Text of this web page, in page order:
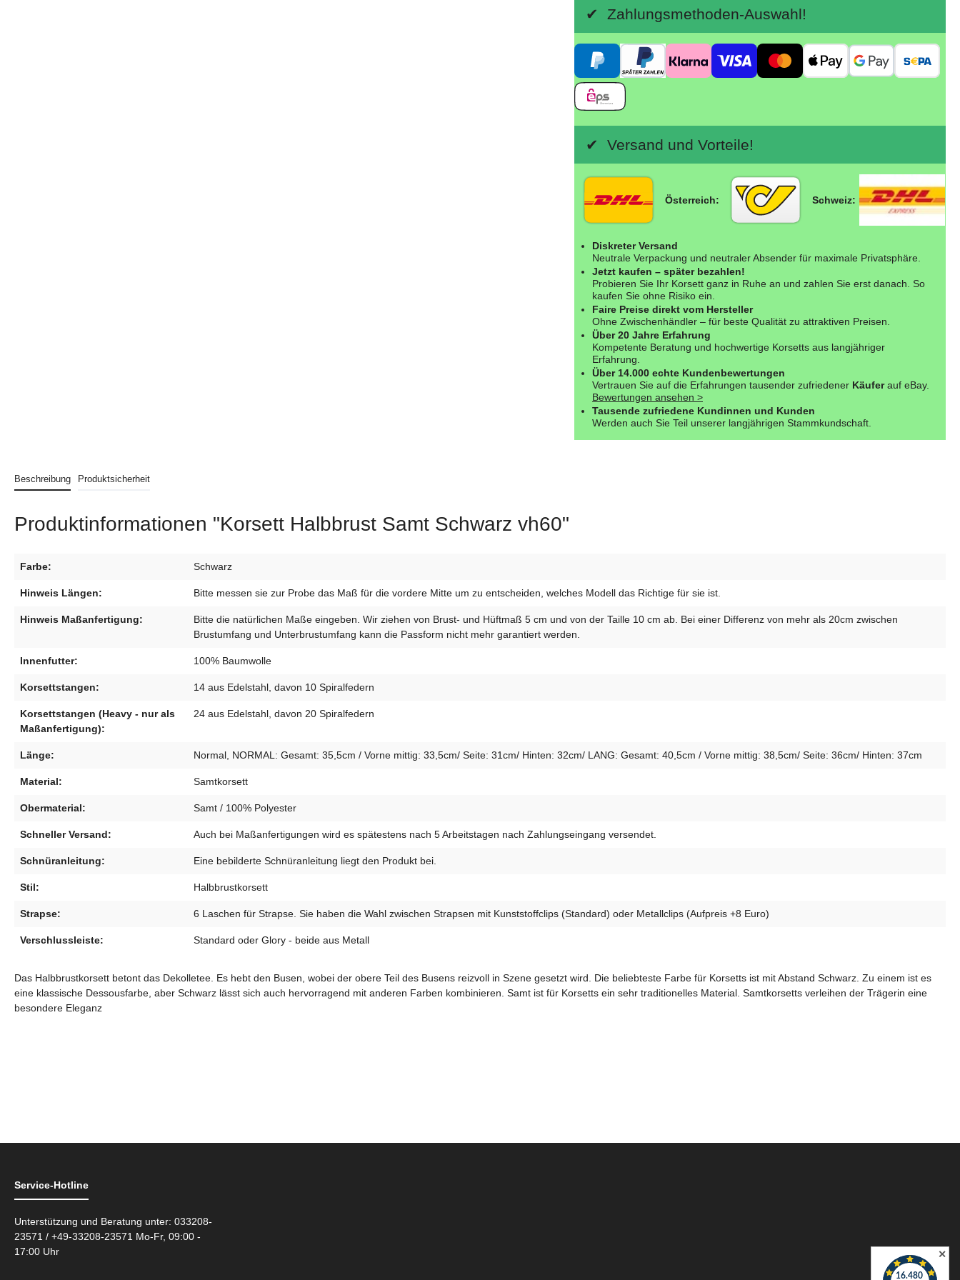
✔ Zahlungsmethoden-Auswahl!
✔ Versand und Vorteile!
Österreich: Schweiz:
Diskreter Versand
Neutrale Verpackung und neutraler Absender für maximale Privatsphäre.
Jetzt kaufen – später bezahlen!
Probieren Sie Ihr Korsett ganz in Ruhe an und zahlen Sie erst danach. So
kaufen Sie ohne Risiko ein.
Faire Preise direkt vom Hersteller
Ohne Zwischenhändler – für beste Qualität zu attraktiven Preisen.
Über 20 Jahre Erfahrung
Kompetente Beratung und hochwertige Korsetts aus langjähriger
Erfahrung.
Über 14.000 echte Kundenbewertungen
Vertrauen Sie auf die Erfahrungen tausender zufriedener Käuferauf eBay.
Bewertungen ansehen >
Tausende zufriedene Kundinnen und Kunden
Werden auch Sie Teil unserer langjährigen Stammkundschaft.
Beschreibung Produktsicherheit
Produktinformationen "Korsett Halbbrust Samt Schwarz vh60"
Farbe: Schwarz
Hinweis Längen: Bitte messen sie zur Probe das Maß für die vordere Mitte um zu entscheiden, welches Modell das Richtige für sie ist.
Hinweis Maßanfertigung:
Bitte die natürlichen Maße eingeben. Wir ziehen von Brust- und Hüftmaß 5 cm und von der Taille 10 cm ab. Bei einer Differenz von mehr als 20cm zwischen
Brustumfang und Unterbrustumfang kann die Passform nicht mehr garantiert werden.
Innenfutter: 100% Baumwolle
Korsettstangen: 14 aus Edelstahl, davon 10 Spiralfedern
Korsettstangen (Heavy - nur als
Maßanfertigung):
24 aus Edelstahl, davon 20 Spiralfedern
Länge: Normal, NORMAL: Gesamt: 35,5cm / Vorne mittig: 33,5cm/ Seite: 31cm/ Hinten: 32cm/ LANG: Gesamt: 40,5cm / Vorne mittig: 38,5cm/ Seite: 36cm/ Hinten: 37cm
Material: Samtkorsett
Obermaterial: Samt / 100% Polyester
Schneller Versand: Auch bei Maßanfertigungen wird es spätestens nach 5 Arbeitstagen nach Zahlungseingang versendet.
Schnüranleitung: Eine bebilderte Schnüranleitung liegt den Produkt bei.
Stil: Halbbrustkorsett
Strapse: 6 Laschen für Strapse. Sie haben die Wahl zwischen Strapsen mit Kunststoffclips (Standard) oder Metallclips (Aufpreis +8 Euro)
Verschlussleiste: Standard oder Glory - beide aus Metall
Das Halbbrustkorsett betont das Dekolletee. Es hebt den Busen, wobei der obere Teil des Busens reizvoll in Szene gesetzt wird. Die beliebteste Farbe für Korsetts ist mit Abstand Schwarz. Zu einem ist es
eine klassische Dessousfarbe, aber Schwarz lässt sich auch hervorragend mit anderen Farben kombinieren. Samt ist für Korsetts ein sehr traditionelles Material. Samtkorsetts verleihen der Trägerin eine
besondere Eleganz
Service-Hotline
Unterstützung und Beratung unter: 033208-
23571 / +49-33208-23571 Mo-Fr, 09:00 -
17:00 Uhr
✕